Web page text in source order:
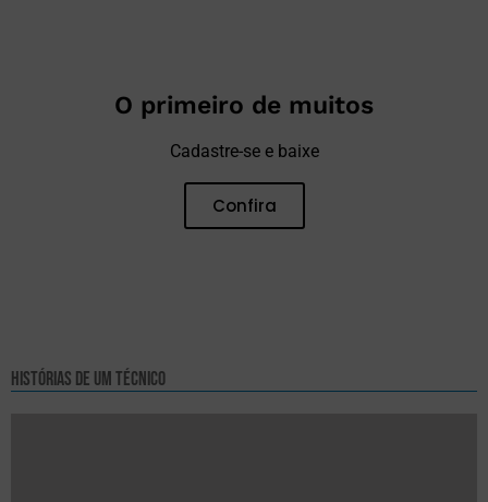
O primeiro de muitos
Cadastre-se e baixe
Confira
Histórias de um técnico